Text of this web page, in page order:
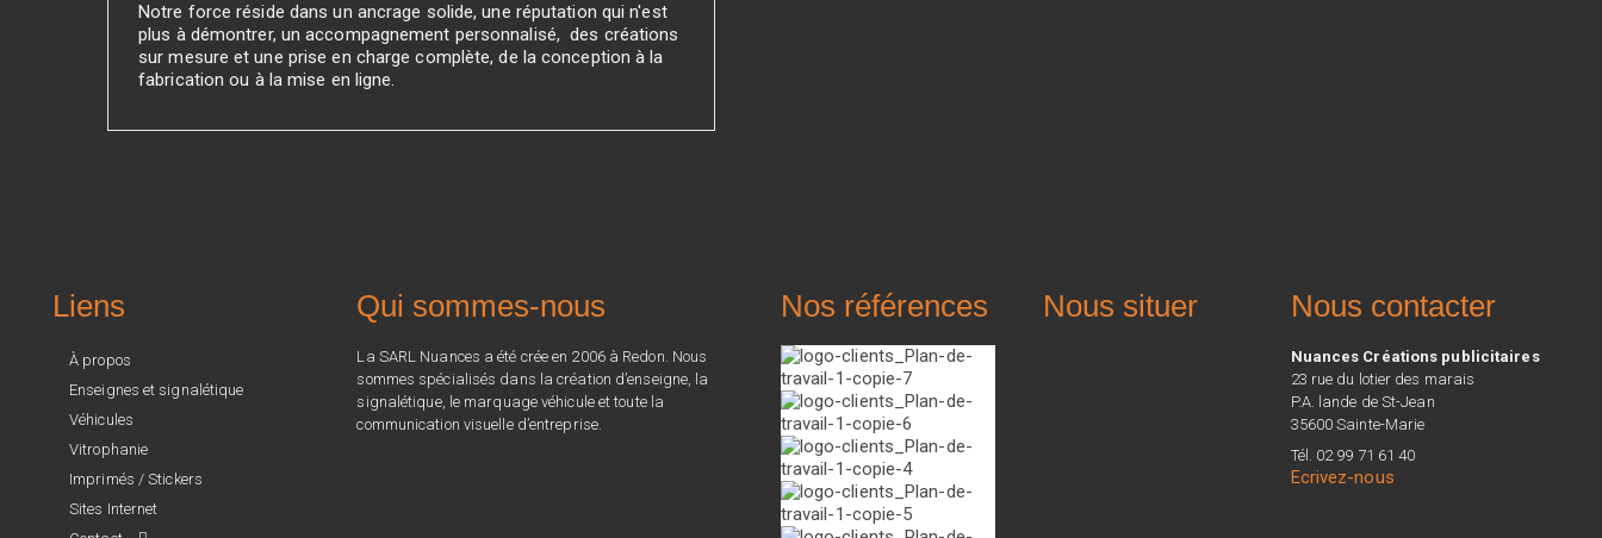
Notre force réside dans un ancrage solide, une réputation qui n'est
plus à démontrer, un accompagnement personnalisé, des créations
sur mesure et une prise en charge complète, de la conception à la
fabrication ou à la mise en ligne.
Liens
À propos
Enseignes et signalétique
Véhicules
Vitrophanie
Imprimés / Stickers
Sites Internet
Qui sommes-nous
La SARL Nuances a été crée en 2006 à Redon. Nous
sommes spécialisés dans la création d’enseigne, la
signalétique, le marquage véhicule et toute la
communication visuelle d’entreprise.
Nos références Nous situer Nous contacter
Nuances Créations publicitaires
23 rue du lotier des marais
P.A. lande de St-Jean
35600 Sainte-Marie
Tél. 02 99 71 61 40
Ecrivez-nous